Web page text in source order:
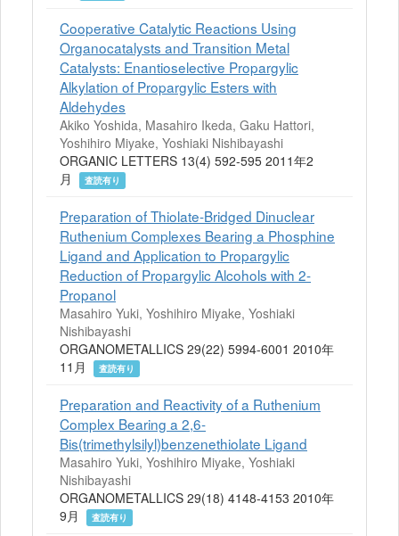
Cooperative Catalytic Reactions Using
Organocatalysts and Transition Metal
Catalysts: Enantioselective Propargylic
Alkylation of Propargylic Esters with
Aldehydes
Akiko Yoshida, Masahiro Ikeda, Gaku Hattori,
Yoshihiro Miyake, Yoshiaki Nishibayashi
ORGANIC LETTERS 13(4) 592-595 2011年2
月
査読有り
Preparation of Thiolate-Bridged Dinuclear
Ruthenium Complexes Bearing a Phosphine
Ligand and Application to Propargylic
Reduction of Propargylic Alcohols with 2-
Propanol
Masahiro Yuki, Yoshihiro Miyake, Yoshiaki
Nishibayashi
ORGANOMETALLICS 29(22) 5994-6001 2010年
11月
査読有り
Preparation and Reactivity of a Ruthenium
Complex Bearing a 2,6-
Bis(trimethylsilyl)benzenethiolate Ligand
Masahiro Yuki, Yoshihiro Miyake, Yoshiaki
Nishibayashi
ORGANOMETALLICS 29(18) 4148-4153 2010年
9月
査読有り